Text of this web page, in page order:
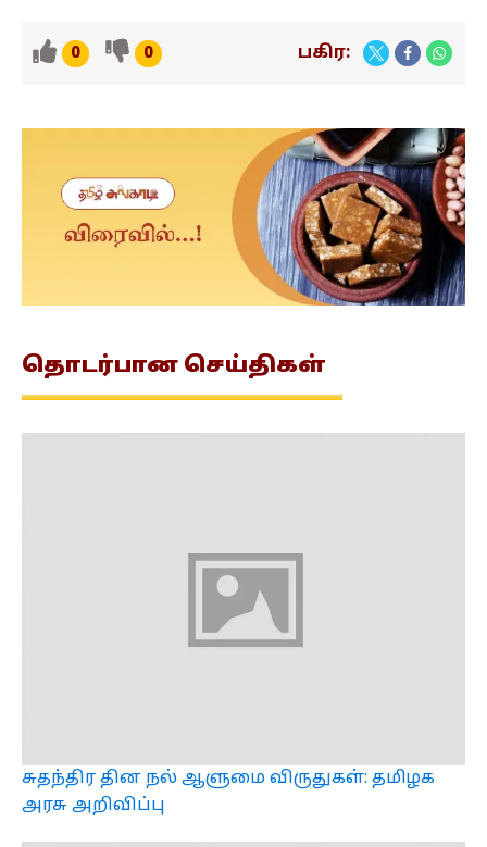
0 0 பகிர:
தொடர்பான செய்திகள்
சுதந்திர தின நல் ஆளுமை விருதுகள்: தமிழக
அரசு அறிவிப்பு